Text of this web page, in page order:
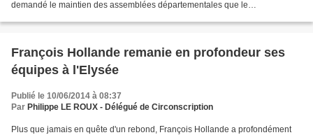
demandé le maintien des assemblées départementales que le
François Hollande remanie en profondeur ses
équipes à l'Elysée
Publié le 10/06/2014 à 08:37
Par Philippe LE ROUX - Délégué de Circonscription
Plus que jamais en quête d'un rebond, François Hollande a profondément